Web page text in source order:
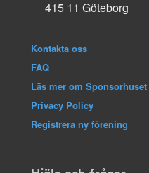
415 11 Göteborg
Kontakta oss
FAQ
Läs mer om Sponsorhuset
Privacy Policy
Registrera ny förening